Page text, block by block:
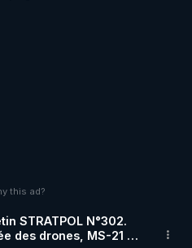
this ad?
STRATPOL N°302.
des drones, MS-21 en